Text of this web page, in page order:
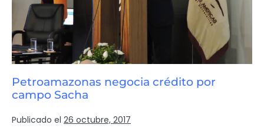
Petroamazonas negocia crédito por
campo Sacha
Publicado el 26 octubre, 2017